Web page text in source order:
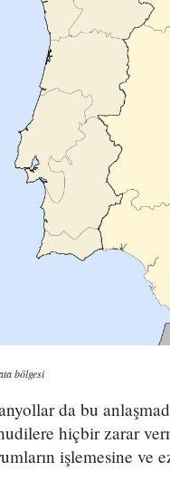
bölgesi
da bu
hiçbir zarar
işlemesine ve